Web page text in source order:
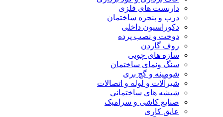
داربست های فلزی
درب و پنجره ساختمان
دکوراسیون داخلی
دوخت و نصب پرده
روف گاردن
سازه های چوبی
سنگ ونمای ساختمان
شومینه و گچ بری
شیرآلات و لوله و اتصالات
شیشه های ساختمانی
صنایع کاشی و سرامیک
عایق کاری